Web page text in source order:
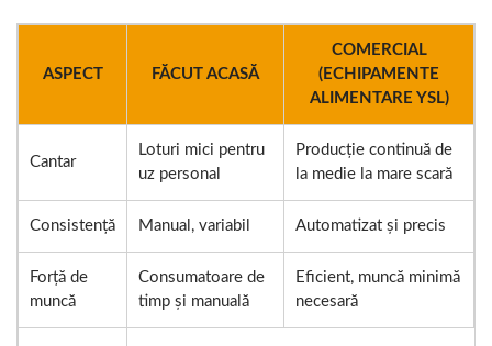
ASPECT FĂCUT ACASĂ
COMERCIAL
(ECHIPAMENTE
ALIMENTARE YSL)
Cantar
Loturi mici pentru
uz personal
Producție continuă de
la medie la mare scară
Consistență Manual, variabil Automatizat și precis
Forță de
muncă
Consumatoare de
timp și manuală
Eficient, muncă minimă
necesară